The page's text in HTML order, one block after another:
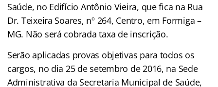
Saúde, no Edifício Antônio Vieira, que fica na Rua
Dr. Teixeira Soares, nº 264, Centro, em Formiga –
MG. Não será cobrada taxa de inscrição.
Serão aplicadas provas objetivas para todos os
cargos, no dia 25 de setembro de 2016, na Sede
Administrativa da Secretaria Municipal de Saúde,